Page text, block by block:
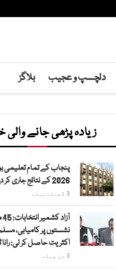
دلچسپ و عجیب بلاگز
زیادہ پڑھی جانے والی
پنجاب کے تمام تعلیمی
2026 کے نتائج جاری کر دیے
3 گھنٹے پہلے
نشستوں پر کامیابی،
اکثریت حاصل کر لی: رانا
3 دن پہلے